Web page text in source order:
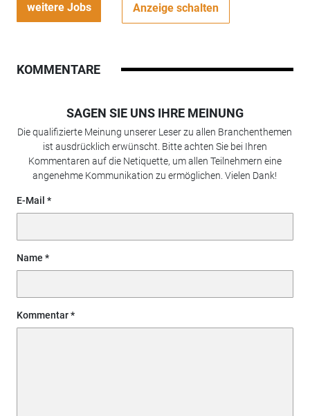
weitere Jobs Anzeige schalten
KOMMENTARE
SAGEN SIE UNS IHRE MEINUNG
Die qualifizierte Meinung unserer Leser zu allen Branchenthemen
ist ausdrücklich erwünscht. Bitte achten Sie bei Ihren
Kommentaren auf die Netiquette, um allen Teilnehmern eine
angenehme Kommunikation zu ermöglichen. Vielen Dank!
E-Mail
Name
Kommentar